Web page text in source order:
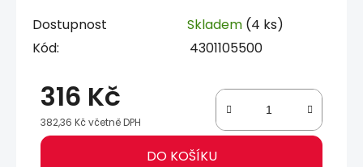
Dostupnost Skladem (4 ks)
Kód:
4301105500
316 Kč
382,36 Kč včetně DPH
Měrná cena: DO KOŠÍKU